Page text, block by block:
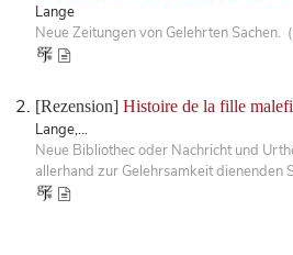
Lange
Neue Zeitungen von Gelehrten
[Rezension] Histoire de la fille
Lange,...
Neue Bibliothec oder Nachricht und
allerhand zur Gelehrsamkeit